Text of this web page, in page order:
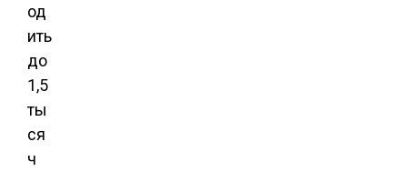
од
ить
до
1,5
ты
ся
ч